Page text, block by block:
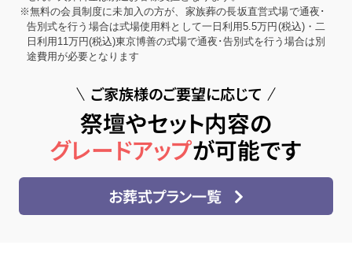
※無料の会員制度に未加入の方が、家族葬の長坂直営式場で通夜･
告別式を行う場合は式場使用料として一日利用5.5万円(税込)・二
日利用11万円(税込)東京博善の式場で通夜･告別式を行う場合は別
途費用が必要となります
ご家族様のご要望に応じて
祭壇やセット内容の
グレードアップが可能です
お葬式プラン一覧